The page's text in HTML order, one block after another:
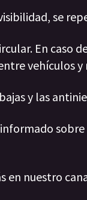
se
En caso
vehículos
y las
en nuestro